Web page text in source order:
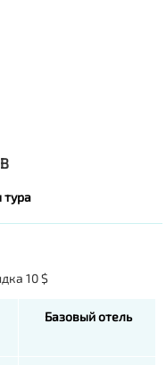
10 $
Базовый отель